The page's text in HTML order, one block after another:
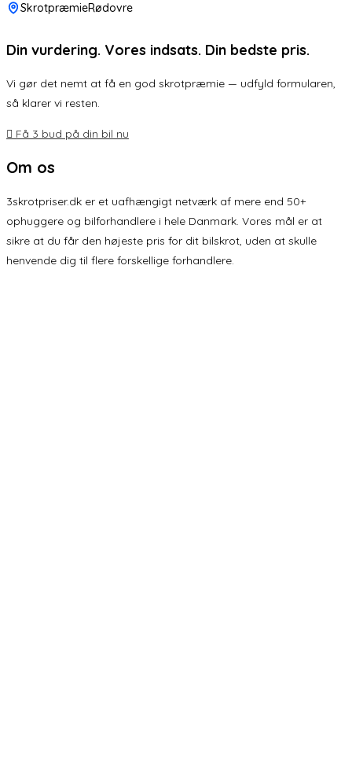
SkrotpræmieRødovre
Din vurdering. Vores indsats. Din bedste pris.
Vi gør det nemt at få en god skrotpræmie — udfyld formularen,
så klarer vi resten.
Få 3 bud på din bil nu
Om os
3skrotpriser.dk er et uafhængigt netværk af mere end 50+
ophuggere og bilforhandlere i hele Danmark. Vores mål er at
sikre at du får den højeste pris for dit bilskrot, uden at skulle
henvende dig til flere forskellige forhandlere.